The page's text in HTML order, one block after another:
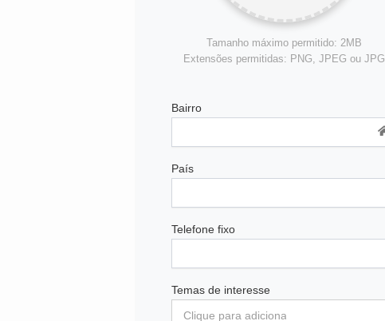
Tamanho máximo permitido: 2MB
Extensões permitidas: PNG, JPEG ou JPG
Bairro
País
Telefone fixo
Temas de interesse